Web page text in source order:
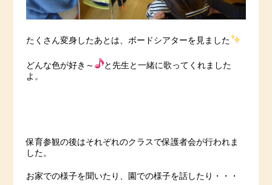
たくさん変身したあとは、ボードシアターを見ました
どんな色が好き～
と先生と一緒に歌ってくれました
よ。
保育参観の後はそれぞれのクラスで保護者会が行われま
した。
お家での様子を聞いたり、園での様子を話したり・・・